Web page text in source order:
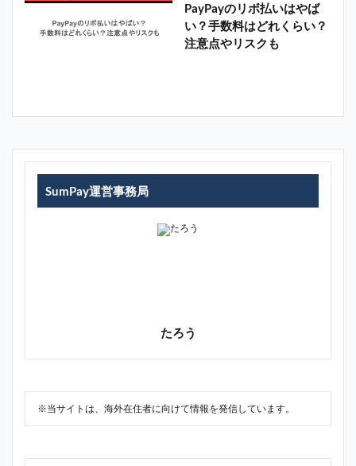
PayPayのリボ払いはやば
い？手数料はどれくらい？
注意点やリスクも
SumPay運営事務局
たろう
※当サイトは、海外在住者に向けて情報を発信しています。